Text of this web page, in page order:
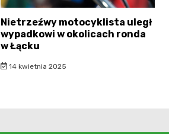
Nietrzeźwy motocyklista uległ
wypadkowi w okolicach ronda
w Łącku
14 kwietnia 2025